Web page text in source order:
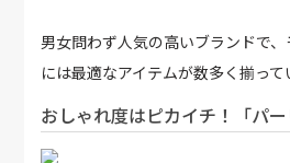
男女問わず人気の高いブランドで
には最適なアイテムが数多く揃って
おしゃれ度はピカイチ！「パー